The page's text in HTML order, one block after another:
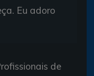
Eu adoro
de